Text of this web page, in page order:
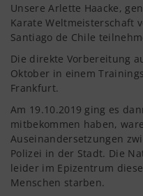
Unsere Arlette Haacke,
Karate Weltmeisterschaft
Santiago de Chile
Die direkte Vorbereitung
Oktober in einem
Frankfurt.
Am 19.10.2019 ging es
mitbekommen haben,
Auseinandersetzungen
Polizei in der Stadt. Die
leider im Epizentrum
Menschen starben.